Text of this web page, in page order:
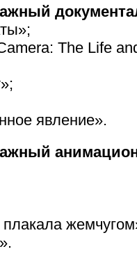
The Life
явление».